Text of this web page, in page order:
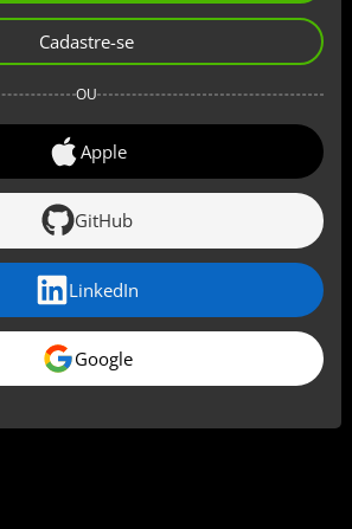
Cadastre-se
OU
Apple
GitHub
LinkedIn
Google